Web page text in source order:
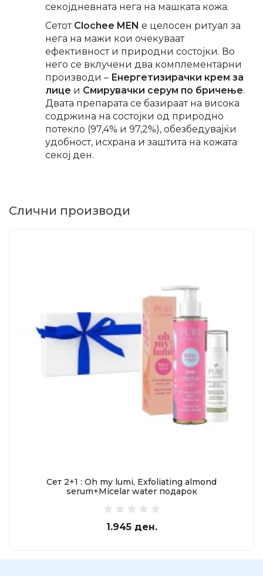
секојдневната нега на машката кожа.
Сетот Clochee MEN е целосен ритуал за
нега на мажи кои очекуваат
ефективност и природни состојки. Во
него се вклучени два комплементарни
производи – Енергетизирачки крем за
лице и Смирувачки серум по бричење.
Двата препарата се базираат на висока
содржина на состојки од природно
потекло (97,4% и 97,2%), обезбедувајќи
удобност, исхрана и заштита на кожата
секој ден.
Слични производи
Сет 2+1 : Оh my lumi, Exfoliating almond
serum+Micelar water подарок
1.945 ден.